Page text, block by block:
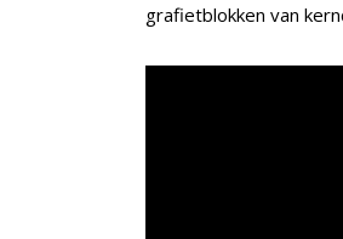
grafietblokken van